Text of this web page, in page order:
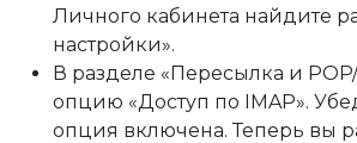
Личного кабинета найдите
настройки».
В разделе «Пересылка и
опцию «Доступ по IMAP».
опция включена. Теперь вы